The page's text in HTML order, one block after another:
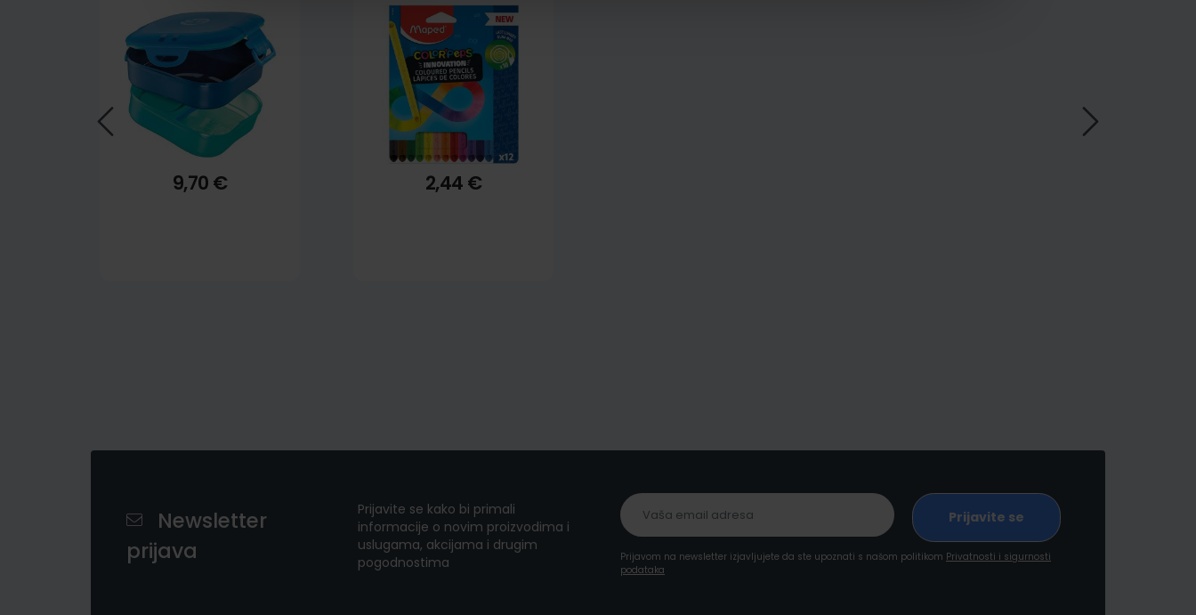
9,70 € 2,44 €
Newsletter
prijava
Prijavite se kako bi primali
informacije o novim proizvodima i
uslugama, akcijama i drugim
pogodnostima
Prijavom na newsletter izjavljujete da ste upoznati s našom politikom Privatnosti i sigurnosti
podataka